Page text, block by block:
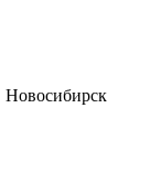
Новосибирск